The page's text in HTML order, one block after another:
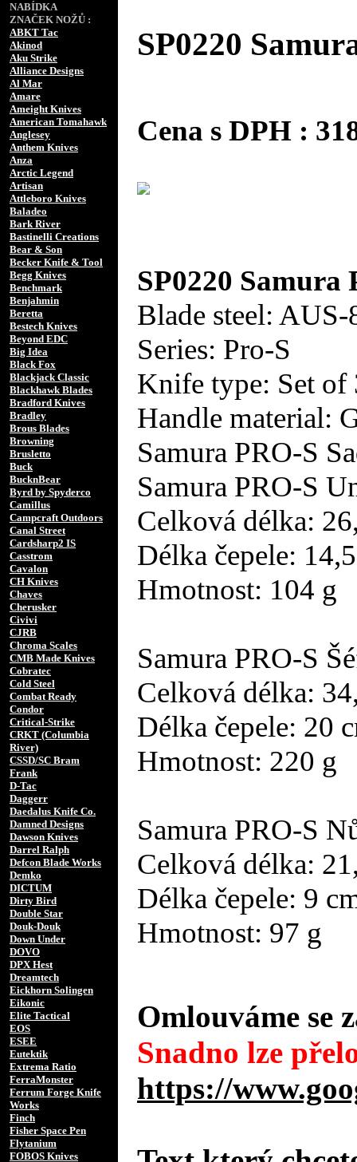
NABÍDKA
ZNAČEK NOŽŮ :
ABKT Tac
Akinod
Aku Strike
Alliance Designs
Al Mar
Amare
Ameight Knives
American Tomahawk
Anglesey
Anthem Knives
Anza
Arctic Legend
Artisan
Attleboro Knives
Baladeo
Bark River
Bastinelli Creations
Bear & Son
Becker Knife & Tool
Begg Knives
Benchmark
Benjahmin
Beretta
Bestech Knives
Beyond EDC
Big Idea
Black Fox
Blackjack Classic
Blackhawk Blades
Bradford Knives
Bradley
Brous Blades
Browning
Brusletto
Buck
BucknBear
Byrd by Spyderco
Camillus
Campcraft Outdoors
Canal Street
Cardsharp2 IS
Casstrom
Cavalon
CH Knives
Chaves
Cherusker
Civivi
CJRB
Chroma Scales
CMB Made Knives
Cobratec
Cold Steel
Combat Ready
Condor
Critical-Strike
CRKT (Columbia
River)
CSSD/SC Bram
Frank
D-Tac
Daggerr
Daedalus Knife Co.
Damned Designs
Dawson Knives
Darrel Ralph
Defcon Blade Works
Demko
DICTUM
Dirty Bird
Double Star
Douk-Douk
Down Under
DOVO
DPX Hest
Dreamtech
Eickhorn Solingen
Eikonic
Elite Tactical
EOS
ESEE
Eutektik
Extrema Ratio
FerraMonster
Ferrum Forge Knife
Works
Finch
Fisher Space Pen
Flytanium
FOBOS Knives
SP0220
Cena s DPH :
SP0220
Blade steel: AUS-
Series: Pro-S
Knife type: Set of
Handle material:
Samura PRO-S
Samura PRO-S
Celková délka:
Délka čepele:
Hmotnost: 104 ​g
Samura PRO-S
Celková délka:
Délka čepele: 20
Hmotnost: 220 ​g
Samura PRO-S
Celková délka:
Délka čepele: 9
Hmotnost: 97 ​g
Omlouváme se
Snadno lze
https://